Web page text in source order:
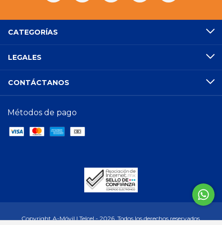
CATEGORÍAS
LEGALES
CONTÁCTANOS
Métodos de pago
Copyright A-Móvil | Telcel - 2026. Todos los derechos reservados.